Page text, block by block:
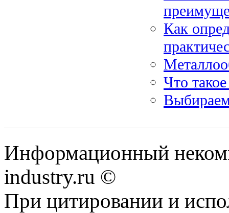
Как
Что
Информационный
industry.ru ©
При цитировании и